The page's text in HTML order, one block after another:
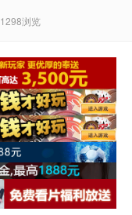
1298浏览